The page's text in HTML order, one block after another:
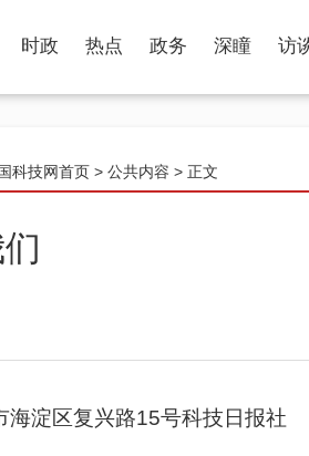
时政 热点 政务 深瞳 访
科技网首页 > 公共内容 > 正文
海淀区复兴路15号科技日报社